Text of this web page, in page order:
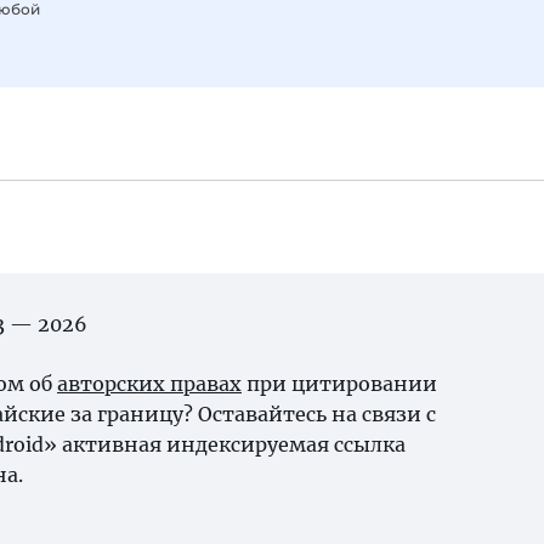
— 2026
об авторских правах при цитировании
за границу? Оставайтесь на связи с
активная индексируемая ссылка